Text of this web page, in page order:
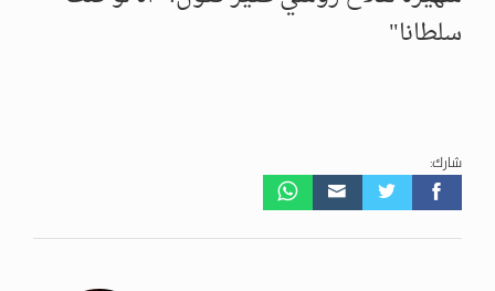
سلطانا"
شارك: